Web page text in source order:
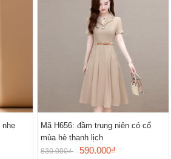
nhẹ
Mã H656: đầm trung niên có cổ
mùa hè thanh lịch
830.000₫ 590.000₫